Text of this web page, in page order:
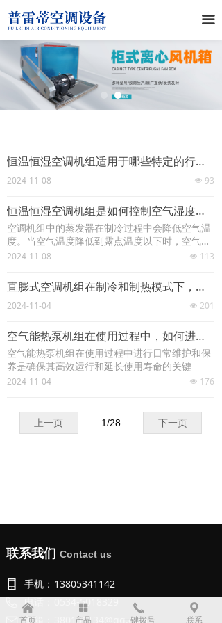
끀
恒温恒湿空调机组适用于哪些特定的行业或场景？
넶 93
2024-11-08
恒温恒湿空调机组是如何控制空气湿度的？
空调机组中的蒸发器在制冷过程中会降低空气温
度。当空气温度降低到露点温度以下时，空气中
的水蒸气会凝结成水滴，这个过程称为除湿。空
度。
넶 113
2024-11-08
直膨式空调机组在制冷和制热模式下，其能效表现有何不同？
넶 201
2024-11-04
空气能热泵机组在使用过程中，如何进行日常维护和保养？
空气能热泵机组在使用过程中进行日常维护和保
养是确保其高效运行和延长使用寿命的关键
넶 176
2024-11-04
上一页 下一页
1/28
联系我们 Contact us
手机： 13805341142
电话：
0534-5018329
邮箱：
380131134@qq.com
낀
首页
넒
产品
끅
一键拨号
끇
联系